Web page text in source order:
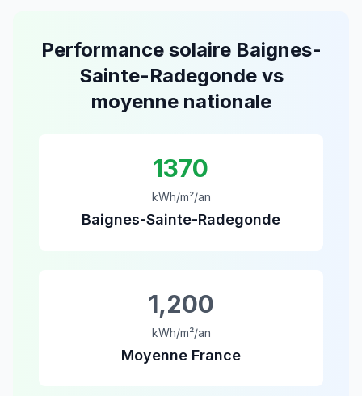
Performance solaire Baignes-
Sainte-Radegondevs
moyenne nationale
1370
kWh/m²/an
Baignes-Sainte-Radegonde
1,200
kWh/m²/an
Moyenne France